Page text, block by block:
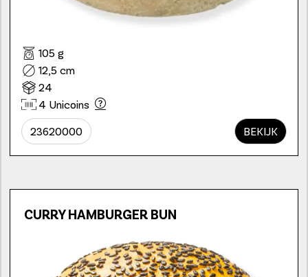
105 g
12,5 cm
24
4 Unicoins
23620000 BEKIJK
CURRY HAMBURGER BUN